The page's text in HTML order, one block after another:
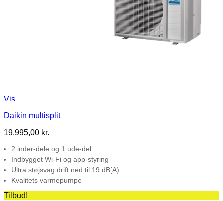
Vis
Daikin multisplit
19.995,00 kr.
2 inder-dele og 1 ude-del
Indbygget Wi-Fi og app-styring
Ultra støjsvag drift ned til 19 dB(A)
Kvalitets varmepumpe
Tilbud!